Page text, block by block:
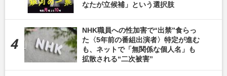
なたが立候補」という選択肢
NHK職員への性加害で“出禁”食らっ
た〈5年前の番組出演者〉特定が進む
も、ネットで「無関係な個人名」も
拡散される“二次被害”